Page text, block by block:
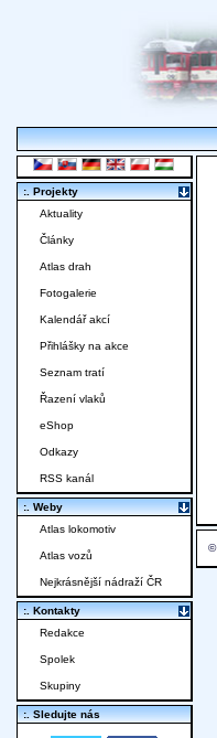
©
:. Projekty
Aktuality
Články
Atlas drah
Fotogalerie
Kalendář akcí
Přihlášky na akce
Seznam tratí
Řazení vlaků
eShop
Odkazy
RSS kanál
:. Weby
Atlas lokomotiv
Atlas vozů
Nejkrásnější nádraží ČR
:. Kontakty
Redakce
Spolek
Skupiny
:. Sledujte nás